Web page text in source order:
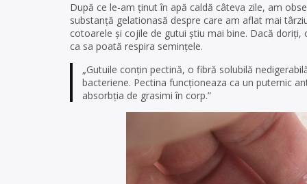
După ce le-am ținut în apă caldă câteva zile, am
substanță gelationasă despre care am aflat mai
cotoarele și cojile de gutui știu mai bine. Dacă
ca sa poată respira semințele.
„Gutuile conțin pectină, o fibră solubilă
bacteriene. Pectina funcționeaza ca un puternic
absorbția de grasimi în corp.”